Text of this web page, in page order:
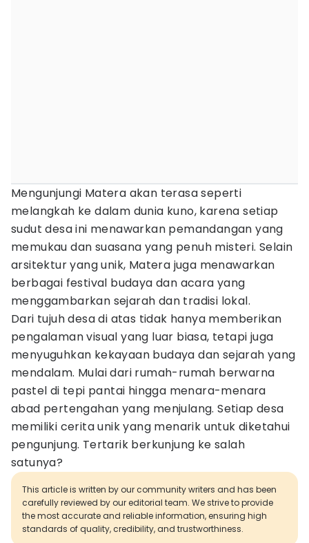
Mengunjungi Matera akan terasa seperti
melangkah ke dalam dunia kuno, karena setiap
sudut desa ini menawarkan pemandangan yang
memukau dan suasana yang penuh misteri. Selain
arsitektur yang unik, Matera juga menawarkan
berbagai festival budaya dan acara yang
menggambarkan sejarah dan tradisi lokal.
Dari tujuh desa di atas tidak hanya memberikan
pengalaman visual yang luar biasa, tetapi juga
menyuguhkan kekayaan budaya dan sejarah yang
mendalam. Mulai dari rumah-rumah berwarna
pastel di tepi pantai hingga menara-menara
abad pertengahan yang menjulang. Setiap desa
memiliki cerita unik yang menarik untuk diketahui
pengunjung. Tertarik berkunjung ke salah
satunya?
This article is written by our community writers and has been
carefully reviewed by our editorial team. We strive to provide
the most accurate and reliable information, ensuring high
standards of quality, credibility, and trustworthiness.